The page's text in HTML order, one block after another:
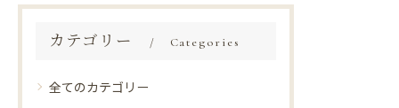
カテゴリー Categories
全てのカテゴリー